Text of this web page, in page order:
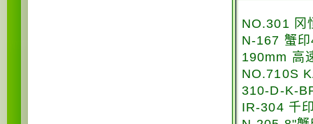
NO.301 冈
N-167 蟹
190mm 高
NO.710S
310-D-K-
IR-304 千